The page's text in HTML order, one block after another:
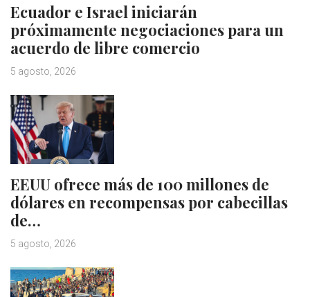
Ecuador e Israel iniciarán
próximamente negociaciones para un
acuerdo de libre comercio
5 agosto, 2026
EEUU ofrece más de 100 millones de
dólares en recompensas por cabecillas
de…
5 agosto, 2026